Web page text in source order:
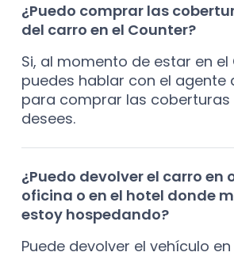
¿Puedo comprar las
del carro en el Counter?
Si, al momento de estar en el
puedes hablar con el agente
para comprar las coberturas
desees.
¿Puedo devolver el carro en
oficina o en el hotel donde
estoy hospedando?
Puede devolver el vehículo en